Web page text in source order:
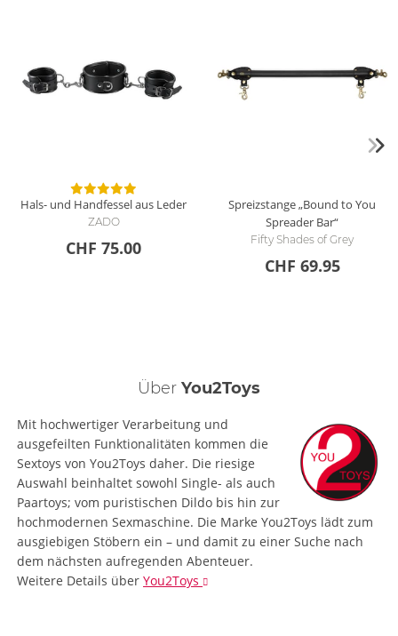
Hals- und Handfessel aus Leder
ZADO
CHF 75.00
Spreizstange „Bound to You
Spreader Bar“
Fifty Shades of Grey
CHF 69.95
Über You2Toys
Mit hochwertiger Verarbeitung und
ausgefeilten Funktionalitäten kommen die
Sextoys von You2Toys daher. Die riesige
Auswahl beinhaltet sowohl Single- als auch
Paartoys; vom puristischen Dildo bis hin zur
hochmodernen Sexmaschine. Die Marke You2Toys lädt zum
ausgiebigen Stöbern ein – und damit zu einer Suche nach
dem nächsten aufregenden Abenteuer.
Weitere Details über You2Toys